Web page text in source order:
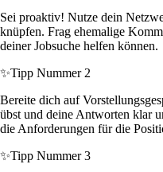
Sei proaktiv! Nutze dein
knüpfen. Frag ehemalige
deiner Jobsuche helfen können.
✨Tipp Nummer 2
Bereite dich auf
übst und deine Antworten klar
die Anforderungen für die
✨Tipp Nummer 3